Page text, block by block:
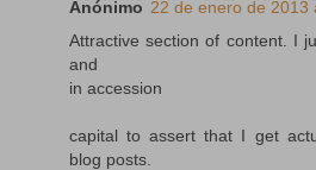
Anónimo 22 de enero de 2013
Attractive section of content. I
and
in accession
capital to assert that I get
blog posts.